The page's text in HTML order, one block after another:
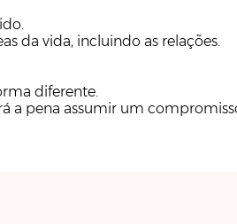
da vida, incluindo as relações.
diferente.
a pena assumir um